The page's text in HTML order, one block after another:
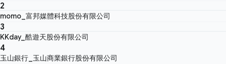
2
momo_富邦媒體科技股份有限公司
3
KKday_酷遊天股份有限公司
4
玉山銀行_玉山商業銀行股份有限公司